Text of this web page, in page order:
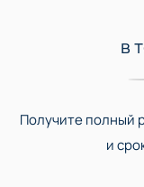
в
Получите полный
и